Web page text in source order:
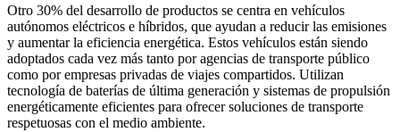
Otro 30% del desarrollo de productos se centra en vehículos
autónomos eléctricos e híbridos, que ayudan a reducir las emisiones
y aumentar la eficiencia energética. Estos vehículos están siendo
adoptados cada vez más tanto por agencias de transporte público
como por empresas privadas de viajes compartidos. Utilizan
tecnología de baterías de última generación y sistemas de propulsión
energéticamente eficientes para ofrecer soluciones de transporte
respetuosas con el medio ambiente.